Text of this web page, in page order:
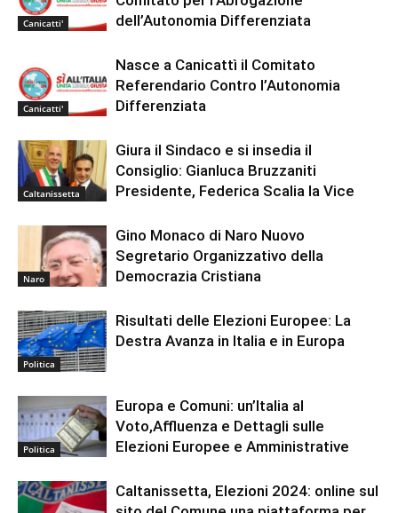
Canicatti'
dell’Autonomia Differenziata
Canicatti'
Nasce a Canicattì il Comitato
Referendario Contro l’Autonomia
Differenziata
Caltanissetta
Giura il Sindaco e si insedia il
Consiglio: Gianluca Bruzzaniti
Presidente, Federica Scalia la Vice
Naro
Gino Monaco di Naro Nuovo
Segretario Organizzativo della
Democrazia Cristiana
Politica
Risultati delle Elezioni Europee: La
Destra Avanza in Italia e in Europa
Politica
Europa e Comuni: un’Italia al
Voto,Affluenza e Dettagli sulle
Elezioni Europee e Amministrative
Caltanissetta, Elezioni 2024: online sul